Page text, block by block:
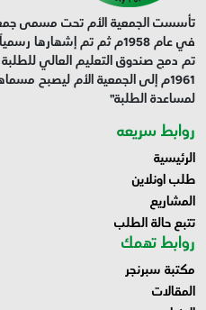
تأسست الجمعية الأم تحت مسمى
تم دمج صندوق التعليم العالي
1961م إلى الجمعية الأم ليصبح
لمساعدة الطلبة"
روابط سريعه
الرئيسية
طلب اونلاين
المشاريع
تتبع حالة الطلب
روابط تهمك
مكتبة سبرنجر
المقالات